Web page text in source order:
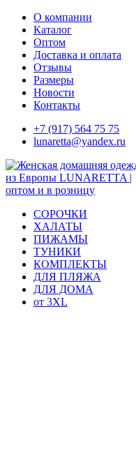
Skip
content
О компании
Каталог
Оптом
Доставка и оплата
Отзывы
Размеры
Новости
Контакты
+7 (917) 564 75 75
lunaretta@yandex.ru
СОРОЧКИ
ХАЛАТЫ
ПИЖАМЫ
ТУНИКИ
КОМПЛЕКТЫ
ДЛЯ ПЛЯЖА
ДЛЯ ДОМА
от 3XL